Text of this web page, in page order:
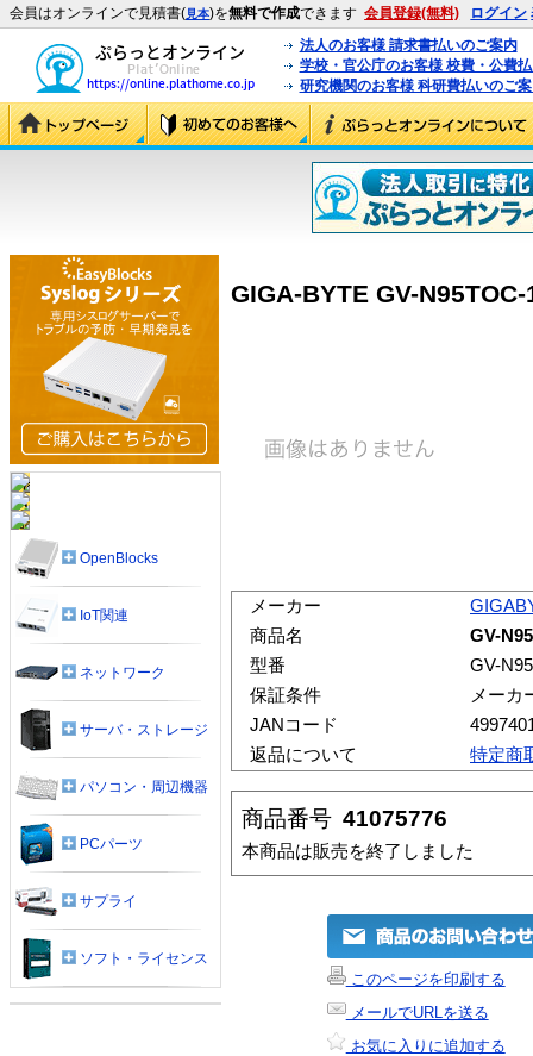
会員はオンラインで見積書(見本)を無料で作成できます 会員登録(無料) ログイン
法人のお客様 請求書払いのご案内
学校・官公庁のお客様 校費・公費
研究機関のお客様 科研費払いのご
GIGA-BYTE GV-
メーカー
商品名
GV-
型番
GV-
保証条件
メーカ
JANコード
返品について
特定商
商品番号 41075776
本商品は販売を終了しました
このページを印刷する
メールでURLを送る
お気に入りに追加する
OpenBlocks
IoT関連
ネットワーク
サーバ・ストレージ
パソコン・周辺機器
PCパーツ
サプライ
ソフト・ライセンス